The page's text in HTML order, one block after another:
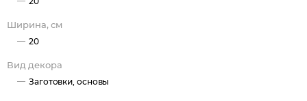
Ширина, см
20
Вид декора
Заготовки, основы